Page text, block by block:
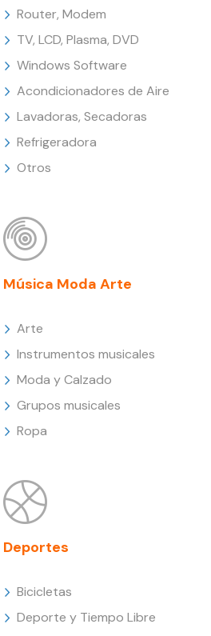
Router, Modem
TV, LCD, Plasma, DVD
Windows Software
Acondicionadores de Aire
Lavadoras, Secadoras
Refrigeradora
Otros
Música Moda Arte
Arte
Instrumentos musicales
Moda y Calzado
Grupos musicales
Ropa
Deportes
Bicicletas
Deporte y Tiempo Libre